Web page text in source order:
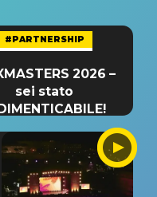
#PARTNERSHIP
2026 –
sei stato